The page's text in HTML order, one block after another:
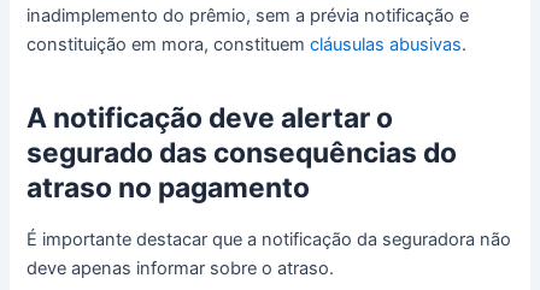
inadimplemento do prêmio, sem a prévia notificação e
constituição em mora, constituemcláusulas abusivas.
A notificação deve alertar o
segurado das consequências do
atraso no pagamento
É importante destacar que a notificação da seguradora não
deve apenas informar sobre o atraso.